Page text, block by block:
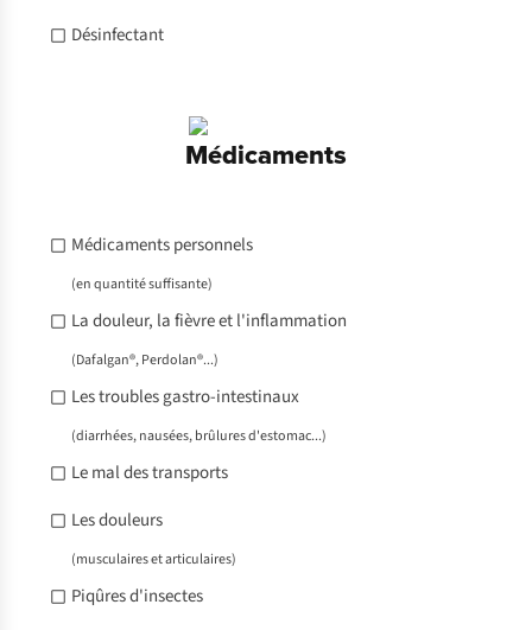
Désinfectant
Médicaments
Médicaments personnels
(en quantité suffisante)
La douleur, la fièvre et l'inflammation
(Dafalgan®, Perdolan®...)
Les troubles gastro-intestinaux
(diarrhées, nausées, brûlures d'estomac...)
Le mal des transports
Les douleurs
(musculaires et articulaires)
Piqûres d'insectes